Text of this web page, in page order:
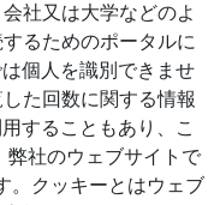
社又は大学などのよ
るためのポータルに
個人を識別できませ
た回数に関する情報
することもあり、こ
弊社のウェブサイトで
。クッキーとはウェブ